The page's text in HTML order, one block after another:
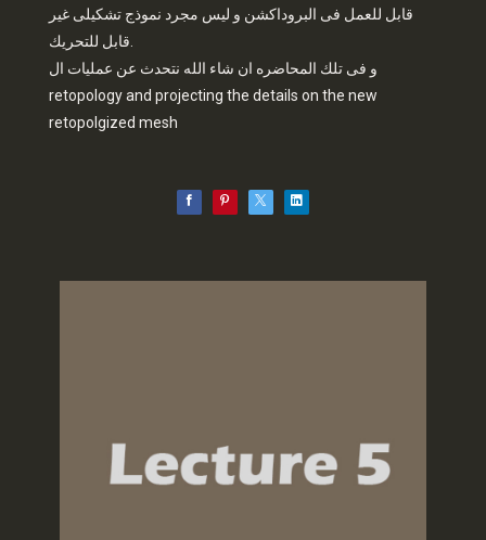
قابل للعمل فى البروداكشن و ليس مجرد نموذج تشكيلى غير
قابل للتحريك.
و فى تلك المحاضره ان شاء الله نتحدث عن عمليات ال
retopology and projecting the details on the new
retopolgized mesh